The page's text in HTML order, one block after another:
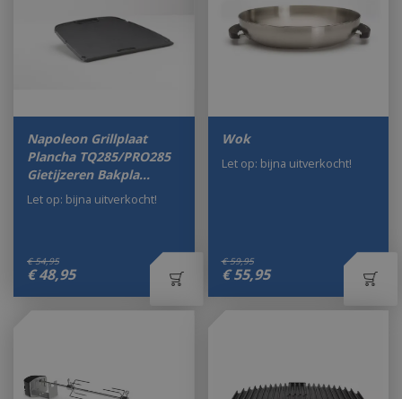
Napoleon Grillplaat
Plancha TQ285/PRO285
Gietijzeren Bakpla…
€ 54,95
€ 48,95
Let op: bijna uitverkocht!
Wok
€ 59,95
€ 55,95
Let op: bijna uitverkocht!